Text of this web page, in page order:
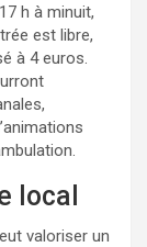
h à minuit,
est libre,
à 4 euros.
local
valoriser un